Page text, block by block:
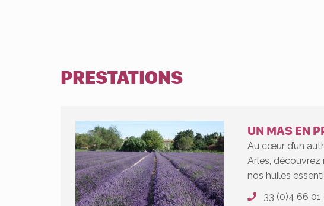
PRESTATIONS
UN MAS EN
Au cœur d’un
Arles,
nos huiles
33 (0)4 66